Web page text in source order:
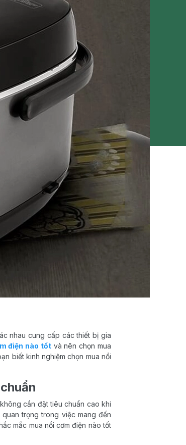
nhau cung cấp các thiết bị gia
điện nào tốtvà nên chọn mua
biết kinh nghiệm chọn mua nồi
cần đặt tiêu chuẩn cao khi
trọng trong việc mang đến
mắc mua nồi cơm điện nào tốt